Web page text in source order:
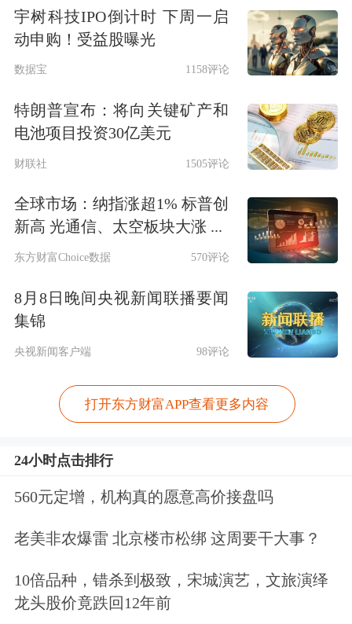
明，中长期受益于公募基金利润贡献的
提升；二是公司重视国际业务拓展，增
高；三是公司经纪、资管、投资等业务
受益于成交额上行、新发基金份额增
对于6月份A股市场的整体走势，市场
研判趋于乐观。
招商证券首席策略分析
师张夏表示：“当前A股已进入盈利驱动
的上行阶段，预计6月份指数将呈震荡
上行、高点抬升格局。AI已成为兼具产
业增长与波动放大双重属性的变量，其
景气尚未见顶。因此，6月份市场仍在
验证景气逻辑，超额收益来源于业绩、
供需与涨价链条，配置应聚焦于资源
较强的方向。”
“短期扰动不改中长期走势。”光大证券
宇树科技IPO倒计时 下周一启
动申购！受益股曝光
数据宝 1158评论
特朗普宣布：将向关键矿产和
电池项目投资30亿美元
财联社 1505评论
全球市场：纳指涨超1% 标普创
新高 光通信、太空板块大涨 ...
东方财富Choice数据 570评论
8月8日晚间央视新闻联播要闻
集锦
央视新闻客户端 98评论
打开东方财富APP查看更多内容
24小时点击排行
560元定增，机构真的愿意高价接盘吗
老美非农爆雷 北京楼市松绑 这周要干大事？
10倍品种，错杀到极致，宋城演艺，文旅演绎
龙头股价竟跌回12年前